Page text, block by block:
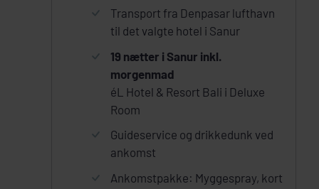
Transport fra Denpasar lufthavn
til det valgte hotel i Sanur
19 nætter i Sanur inkl.
morgenmad
éL Hotel & Resort Bali i Deluxe
Room
Guideservice og drikkedunk ved
ankomst
Ankomstpakke: Myggespray, kort